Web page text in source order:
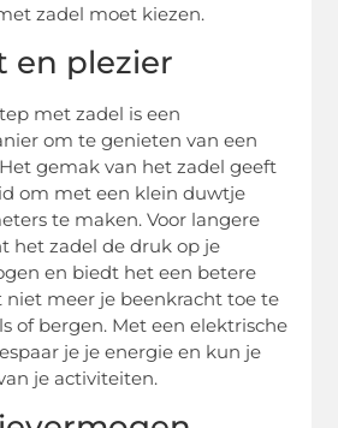
zadel moet kiezen.
en plezier
met zadel is een
om te genieten van een
gemak van het zadel geeft
om met een klein duwtje
te maken. Voor langere
het zadel de druk op je
en biedt het een betere
niet meer je beenkracht toe te
of bergen. Met een elektrische
je je energie en kun je
je activiteiten.